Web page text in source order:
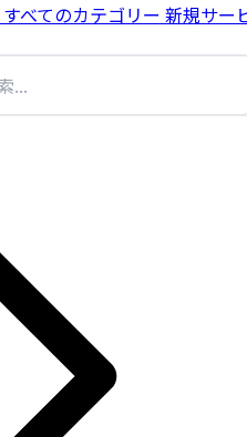
すべてのカテゴリー 新規サー